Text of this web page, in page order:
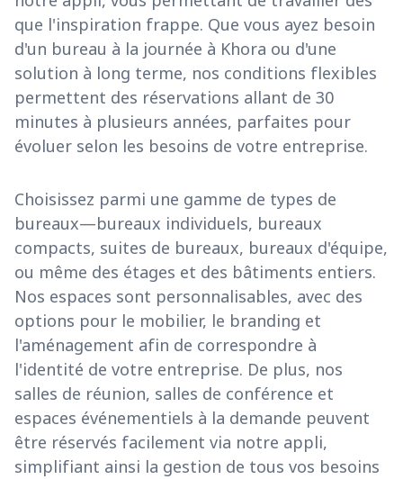
que l'inspiration frappe. Que vous ayez besoin
d'un bureau à la journée à Khora ou d'une
solution à long terme, nos conditions flexibles
permettent des réservations allant de 30
minutes à plusieurs années, parfaites pour
évoluer selon les besoins de votre entreprise.
Choisissez parmi une gamme de types de
bureaux—bureaux individuels, bureaux
compacts, suites de bureaux, bureaux d'équipe,
ou même des étages et des bâtiments entiers.
Nos espaces sont personnalisables, avec des
options pour le mobilier, le branding et
l'aménagement afin de correspondre à
l'identité de votre entreprise. De plus, nos
salles de réunion, salles de conférence et
espaces événementiels à la demande peuvent
être réservés facilement via notre appli,
simplifiant ainsi la gestion de tous vos besoins